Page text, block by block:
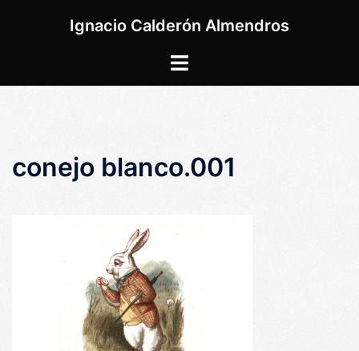
Ignacio Calderón Almendros
Alternar
conejo blanco.001